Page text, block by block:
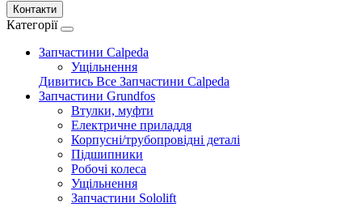
Контакти
Категорії
Запчастини Calpeda
Ущільнення
Дивитись Все Запчастини Calpeda
Запчастини Grundfos
Втулки, муфти
Електричне приладдя
Корпусні/трубопровідні деталі
Підшипники
Робочі колеса
Ущільнення
Запчастини Sololift